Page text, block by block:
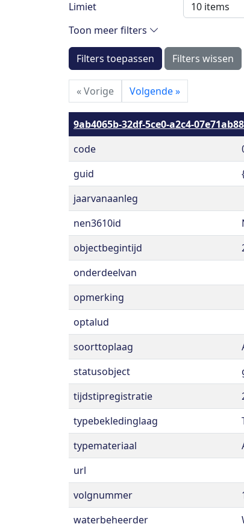
Limiet
Toon meer filters
Filters toepassen Filters wissen
«Vorige Volgende»
9ab4065b-32df-5ce0-a2c4-
code
guid
jaarvanaanleg
nen3610id
objectbegintijd
onderdeelvan
opmerking
optalud
soorttoplaag
statusobject
tijdstipregistratie
typebekledinglaag
typemateriaal
url
volgnummer
waterbeheerder